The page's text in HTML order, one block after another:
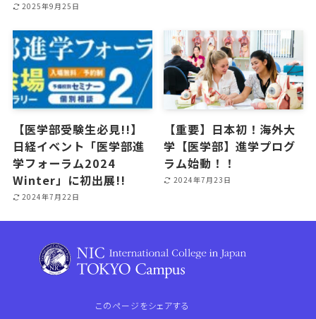
2025年9月25日
【医学部受験生必見!!】
日経イベント「医学部進
学フォーラム2024
Winter」に初出展!!
2024年7月22日
【重要】日本初！海外大
学【医学部】進学プログ
ラム始動！！
2024年7月23日
このページをシェアする